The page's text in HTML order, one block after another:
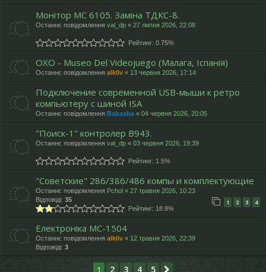
Монітор МС 6105. Заміна ТДКС-8.
Останнє повідомлення val_dp « 27 липня 2026, 22:08
Рейтинг: 0.75%
OXO - Museo Del Videojuego (Малага, Іспанія)
Останнє повідомлення alk0v « 13 червня 2026, 17:14
Подключение современной USB-мыши к ретро
компьютеру с шиной ISA
Останнє повідомлення Babasha « 04 червня 2026, 20:05
"Поиск-1" контролер В943.
Останнє повідомлення val_dp « 03 червня 2026, 19:39
Рейтинг: 1.5%
"Cоветские" 286/386/486 компы и комплектующие
Останнє повідомлення Pchol « 27 травня 2026, 10:23
Відповіді: 35 1 2 3 4
Рейтинг: 18.8%
Електроніка МС-1504
Останнє повідомлення alk0v « 12 травня 2026, 22:39
Відповіді: 3
1 2 3 4 5